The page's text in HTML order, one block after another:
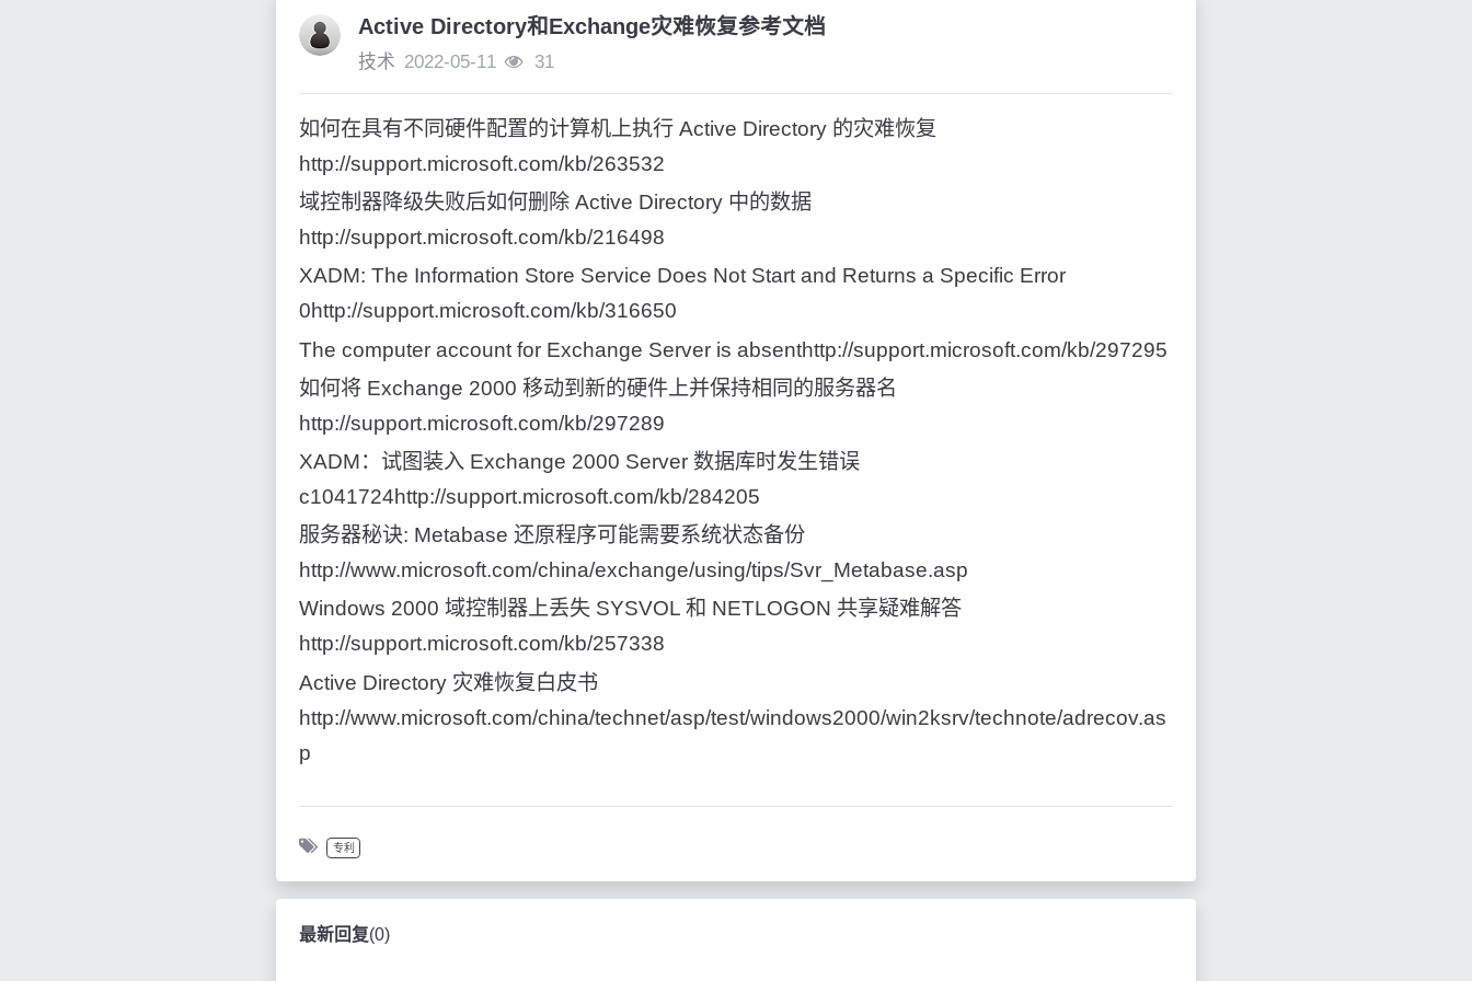
Active Directory和Exchange灾难恢复参考文档
技术 2022-05-11 31
如何在具有不同硬件配置的计算机上执行 Active Directory 的灾难恢复
http://support.microsoft.com/kb/263532
域控制器降级失败后如何删除 Active Directory 中的数据
http://support.microsoft.com/kb/216498
XADM: The Information Store Service Does Not Start and Returns a Specific Error
0http://support.microsoft.com/kb/316650
The computer account for Exchange Server is absenthttp://support.microsoft.com/kb/297295
如何将 Exchange 2000 移动到新的硬件上并保持相同的服务器名
http://support.microsoft.com/kb/297289
XADM：试图装入 Exchange 2000 Server 数据库时发生错误
c1041724http://support.microsoft.com/kb/284205
服务器秘诀: Metabase 还原程序可能需要系统状态备份
http://www.microsoft.com/china/exchange/using/tips/Svr_Metabase.asp
Windows 2000 域控制器上丢失 SYSVOL 和 NETLOGON 共享疑难解答
http://support.microsoft.com/kb/257338
Active Directory 灾难恢复白皮书
http://www.microsoft.com/china/technet/asp/test/windows2000/win2ksrv/technote/adrecov.as
p
专利
最新回复(0)